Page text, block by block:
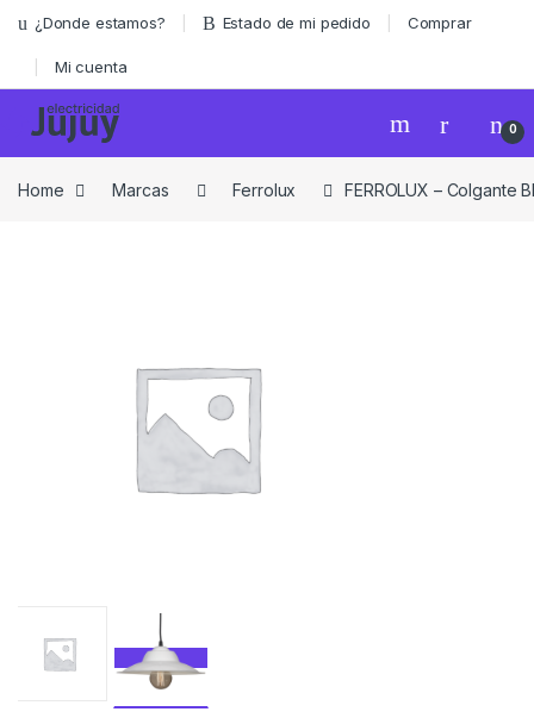
¿Donde estamos? Estado de mi pedido Comprar
Mi cuenta
0
Home Marcas Ferrolux FERROLUX – Colgante